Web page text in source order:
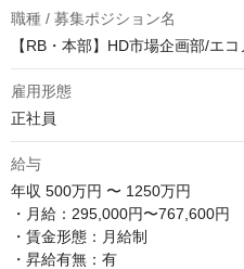
職種 / 募集ポジション名
【RB・本部】HD市場企画部/エ
雇用形態
正社員
給与
年収 500万円 〜 1250万円
・月給：295,000円〜767,600円
・賃金形態：月給制
・昇給有無：有